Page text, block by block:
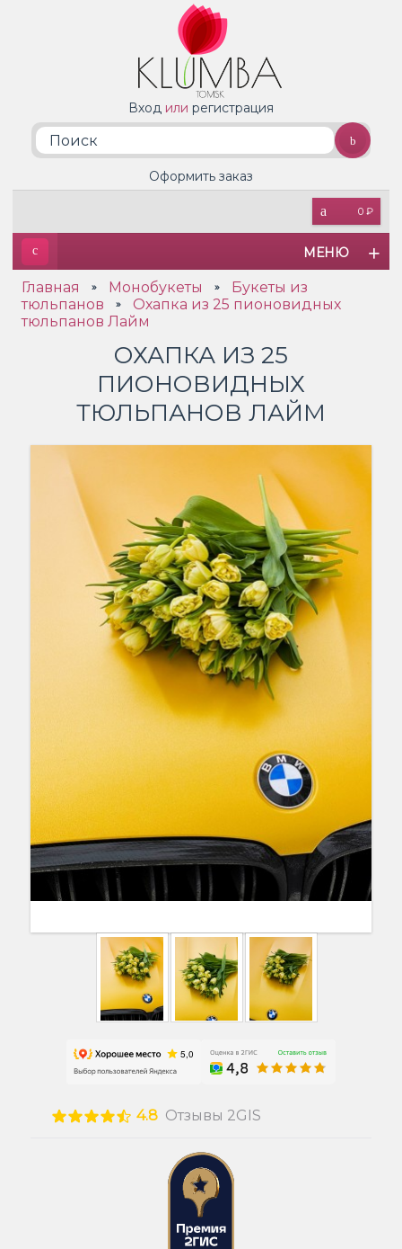
Вход или регистрация
0 ₽
Оформить заказ
МЕНЮ
Главная » Монобукеты »
Букеты из
тюльпанов
»
Охапка из 25 пионовидных
тюльпанов Лайм
ОХАПКА ИЗ 25
ПИОНОВИДНЫХ
ТЮЛЬПАНОВ ЛАЙМ
4.8 Отзывы 2GIS